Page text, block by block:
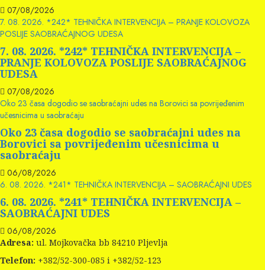
07/08/2026
7. 08. 2026. *242* TEHNIČKA INTERVENCIJA – PRANJE KOLOVOZA
POSLIJE SAOBRAĆAJNOG UDESA
7. 08. 2026. *242* TEHNIČKA INTERVENCIJA –
PRANJE KOLOVOZA POSLIJE SAOBRAĆAJNOG
UDESA
07/08/2026
Oko 23 časa dogodio se saobraćajni udes na Borovici sa povrijeđenim
učesnicima u saobraćaju
Oko 23 časa dogodio se saobraćajni udes na
Borovici sa povrijeđenim učesnicima u
saobraćaju
06/08/2026
6. 08. 2026. *241* TEHNIČKA INTERVENCIJA – SAOBRAĆAJNI UDES
6. 08. 2026. *241* TEHNIČKA INTERVENCIJA –
SAOBRAĆAJNI UDES
06/08/2026
Adresa: ul. Mojkovačka bb 84210 Pljevlja
Telefon: +382/52-300-085 i +382/52-123